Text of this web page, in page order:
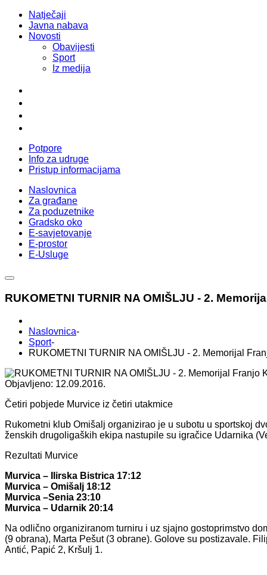
Natječaji
Javna nabava
Novosti
Obavijesti
Sport
Iz medija
Potpore
Info za udruge
Pristup informacijama
Naslovnica
Za građane
Za poduzetnike
Gradsko oko
E-savjetovanje
E-prostor
E-Usluge
RUKOMETNI TURNIR NA OMIŠLJU - 2.
Naslovnica-
Sport-
RUKOMETNI TURNIR NA OMIŠLJU - 2. Memorijal
Objavljeno: 12.09.2016.
Četiri pobjede Murvice iz četiri utakmice
Rukometni klub Omišalj organizirao je u subotu u sportskoj
ženskih drugoligaških ekipa nastupile su igračice Udarnika
Rezultati Murvice
Murvica – Ilirska Bistrica 17:12
Murvica – Omišalj 18:12
Murvica –Senia 23:10
Murvica – Udarnik 20:14
Na odlično organiziranom turniru i uz sjajno gostoprimstvo
(9 obrana), Marta Pešut (3 obrane). Golove su postizavale.
Antić, Papić 2, Kršulj 1.